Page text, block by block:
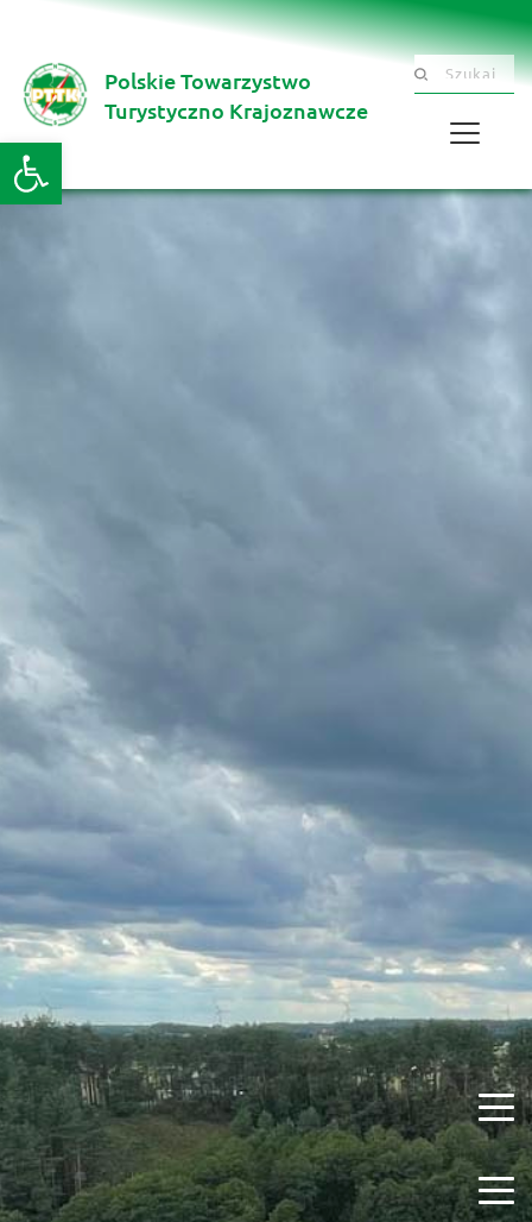
Otwórz pasek narzędzi
Polskie Towarzystwo
Turystyczno Krajoznawcze
Szukaj .......